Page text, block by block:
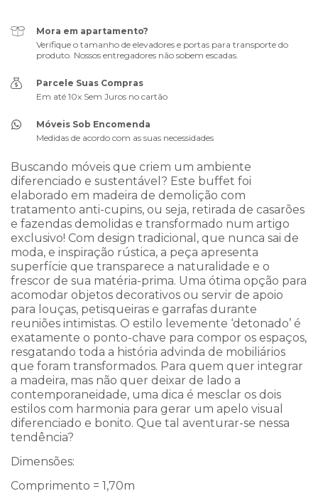
Mora em apartamento?
Verifique o tamanho de elevadores e portas para transporte do
produto. Nossos entregadores não sobem escadas.
Parcele Suas Compras
Em até 10x Sem Juros no cartão
Móveis Sob Encomenda
Medidas de acordo com as suas necessidades
Buscando móveis que criem um ambiente
diferenciado e sustentável? Este buffet foi
elaborado em madeira de demolição com
tratamento anti-cupins, ou seja, retirada de casarões
e fazendas demolidas e transformado num artigo
exclusivo! Com design tradicional, que nunca sai de
moda, e inspiração rústica, a peça apresenta
superfície que transparece a naturalidade e o
frescor de sua matéria-prima. Uma ótima opção para
acomodar objetos decorativos ou servir de apoio
para louças, petisqueiras e garrafas durante
reuniões intimistas. O estilo levemente ‘detonado’ é
exatamente o ponto-chave para compor os espaços,
resgatando toda a história advinda de mobiliários
que foram transformados. Para quem quer integrar
a madeira, mas não quer deixar de lado a
contemporaneidade, uma dica é mesclar os dois
estilos com harmonia para gerar um apelo visual
diferenciado e bonito. Que tal aventurar-se nessa
tendência?
Dimensões:
Comprimento = 1,70m